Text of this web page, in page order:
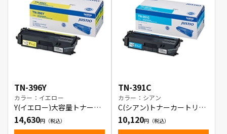
TN-396Y
カラー：イエロー
Y(イエロー)大容量トナーカ
ートリッジ
14,630
TN-391C
カラー：シアン
C(シアン)トナーカートリッ
ジ
10,120